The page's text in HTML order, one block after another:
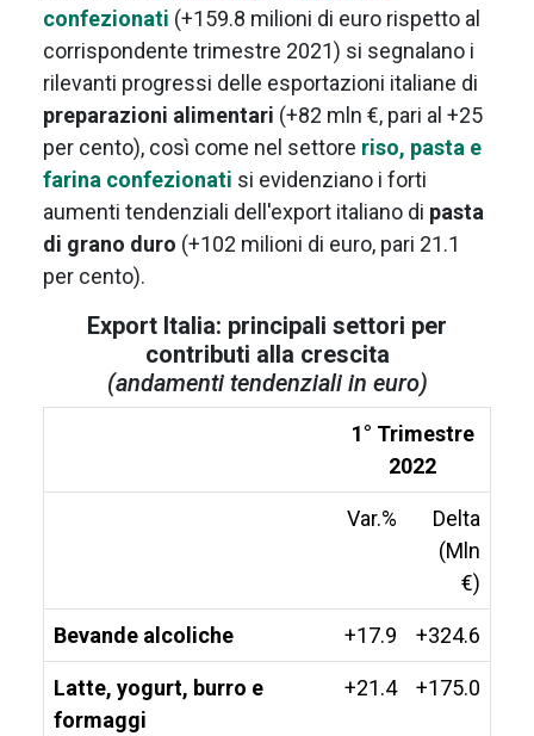
confezionati (+159.8 milioni di euro rispetto al
corrispondente trimestre 2021) si segnalano i
rilevanti progressi delle esportazioni italiane di
preparazioni alimentari (+82 mln €, pari al +25
per cento), così come nel settore riso, pasta e
farina confezionati si evidenziano i forti
aumenti tendenziali dell'export italiano di pasta
di grano duro (+102 milioni di euro, pari 21.1
per cento).
Export Italia: principali settori per
contributi alla crescita
(andamenti tendenziali in euro)
1° Trimestre
2022
Var.%
Delta
(Mln
€)
Bevande alcoliche +17.9 +324.6
Latte, yogurt, burro e
formaggi
+21.4 +175.0